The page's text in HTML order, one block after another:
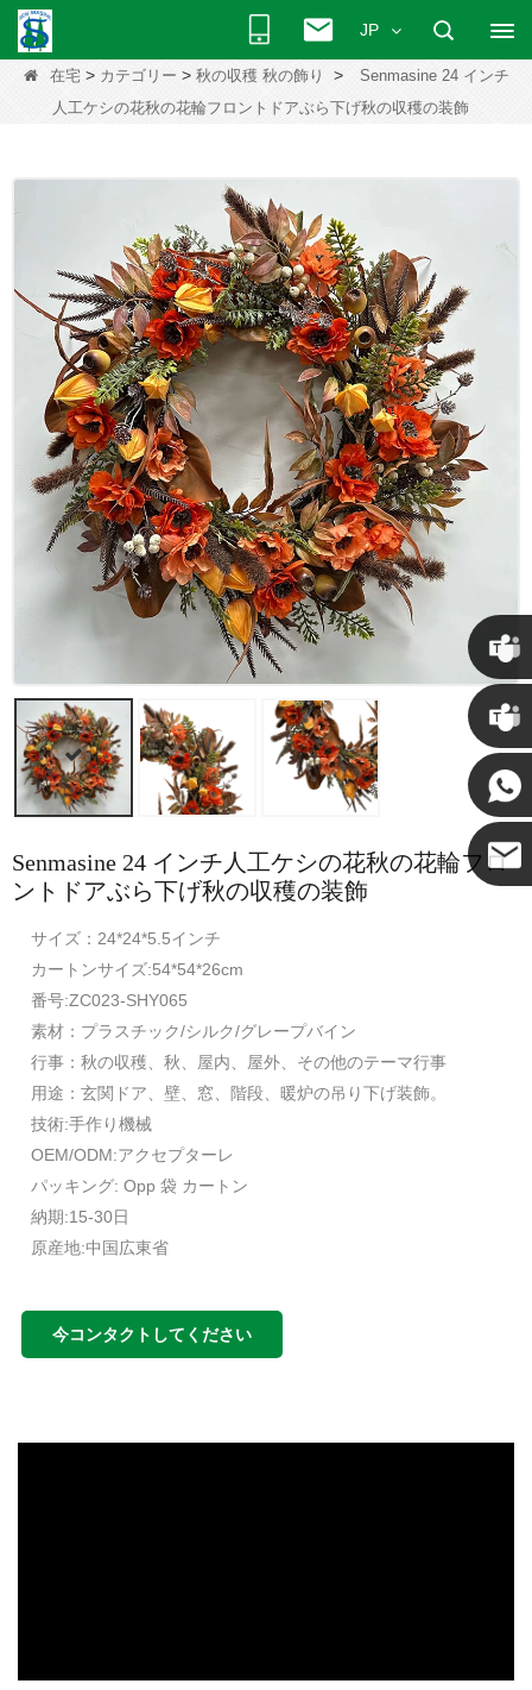
JP
在宅 > カテゴリー > 秋の収穫 秋の飾り >
Senmasine 24 インチ
人工ケシの花秋の花輪フロントドアぶら下げ秋の収穫の装飾
Senmasine 24 インチ人工ケシの花秋の花輪フロ
ントドアぶら下げ秋の収穫の装飾
サイズ：24*24*5.5インチ
カートンサイズ:54*54*26cm
番号:ZC023-SHY065
素材：プラスチック/シルク/グレープバイン
行事：秋の収穫、秋、屋内、屋外、その他のテーマ行事
用途：玄関ドア、壁、窓、階段、暖炉の吊り下げ装飾。
技術:手作り機械
OEM/ODM:アクセプターレ
パッキング: Opp 袋 カートン
納期:15-30日
原産地:中国広東省
今コンタクトしてください
クリス
ケニー